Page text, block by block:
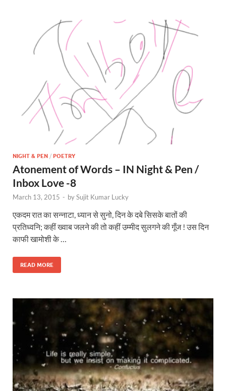
NIGHT & PEN / POETRY
Atonement of Words – IN Night & Pen /
Inbox Love -8
March 13, 2015 - bySujit Kumar Lucky
एकदम रात का सन्नाटा, ध्यान से सुनो, दिन के दबे सिसके बातों की
प्रतिध्वनि; कहीं ख्वाब जलने की तो कहीं उम्मीद सुलगने की गूँज ! उस दिन
काफी खामोशी के …
READ MORE